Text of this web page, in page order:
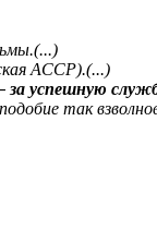
АССР).(...)
за успешную
так